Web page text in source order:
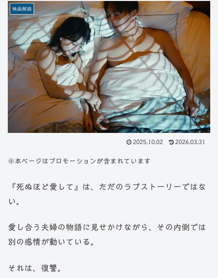
映画解読
2025.10.02 2026.03.31
※本ページはプロモーションが含まれています
『死ぬほど愛して』は、ただのラブストーリーではな
い。
愛し合う夫婦の物語に見せかけながら、その内側では
別の感情が動いている。
それは、復讐。